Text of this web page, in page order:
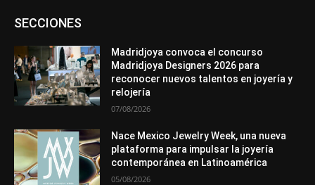
SECCIONESAsociaciones
Entrevistas
Mundo Técnico
Novedades Opiniones
Perspectiva
Premios
Secciones Sin categoría
Más
Madridjoya convoca el concurso
Madridjoya Designers 2026 para
reconocer nuevos talentos en joyería y
relojería
07/08/2026
Nace Mexico Jewelry Week, una nueva
plataforma para impulsar la joyería
contemporánea en Latinoamérica
05/08/2026